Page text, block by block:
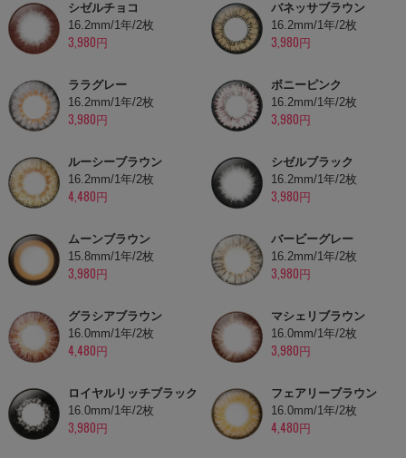
シゼルチョコ
16.2mm/1年/2枚
3,980円
バネッサブラウン
16.2mm/1年/2枚
3,980円
ララグレー
16.2mm/1年/2枚
3,980円
ボニーピンク
16.2mm/1年/2枚
3,980円
ルーシーブラウン
16.2mm/1年/2枚
4,480円
シゼルブラック
16.2mm/1年/2枚
3,980円
ムーンブラウン
15.8mm/1年/2枚
3,980円
バービーグレー
16.2mm/1年/2枚
3,980円
グラシアブラウン
16.0mm/1年/2枚
4,480円
マシェリブラウン
16.0mm/1年/2枚
3,980円
ロイヤルリッチブラック
16.0mm/1年/2枚
3,980円
フェアリーブラウン
16.0mm/1年/2枚
4,480円